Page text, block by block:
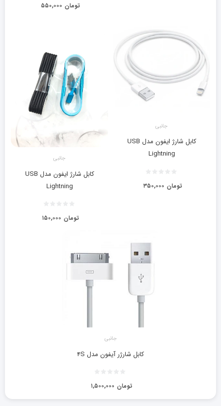
۵۵۰,۰۰۰ تومان
جانبی
کابل شارژ ایفون مدل USB
Lightning
۳۵۰,۰۰۰ تومان
جانبی
کابل شارژ ایفون مدل USB
Lightning
۱۵۰,۰۰۰ تومان
جانبی
کابل شارژر آیفون مدل ۴S
۱,۵۰۰,۰۰۰ تومان